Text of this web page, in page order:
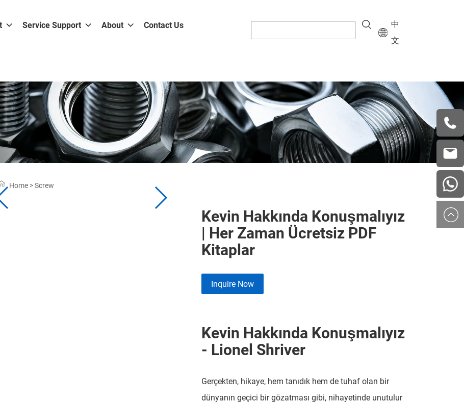
Service Support About Contact Us
中
文
Home>Screw
Kevin Hakkında Konuşmalıyız
| Her Zaman Ücretsiz PDF
Kitaplar
Inquire Now
Kevin Hakkında Konuşmalıyız
- Lionel Shriver
Gerçekten, hikaye, hem tanıdık hem de tuhaf olan bir
dünyanın geçici bir gözatması gibi, nihayetinde unutulur